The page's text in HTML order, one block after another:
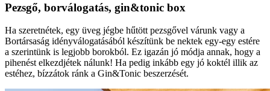
Pezsgő, borválogatás, gin&tonic box
Ha szeretnétek, egy üveg jégbe hűtött pezsgővel várunk vagy a
Bortársaság idényválogatásából készítünk be nektek egy-egy estére
a szerintünk is legjobb borokból. Ez igazán jó módja annak, hogy a
pihenést elkezdjétek nálunk! Ha pedig inkább egy jó koktél illik az
estéhez, bízzátok ránk a Gin&Tonic beszerzését.